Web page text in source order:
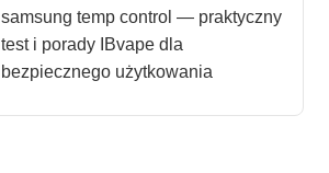
samsung temp control — praktyczny
test i porady IBvape dla
bezpiecznego użytkowania